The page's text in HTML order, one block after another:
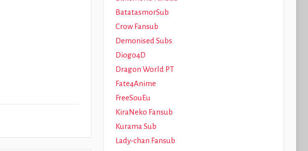
BatatasmorSub
Crow Fansub
Demonised Subs
Diogo4D
Dragon World PT
Fate4Anime
FreeSouEu
KiraNeko Fansub
Kurama Sub
Lady-chan Fansub